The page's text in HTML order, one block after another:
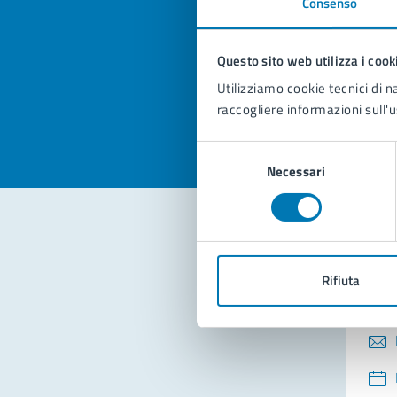
Questo sito web utilizza i
Utilizziamo cookie tecnici di
raccogliere informazioni
consenso
Necessari
Rifiuta